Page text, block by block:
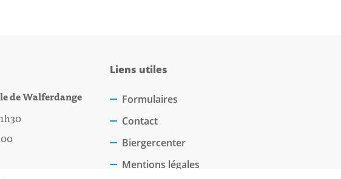
de Walferdange
Liens utiles
Formulaires
Contact
Biergercenter
Mentions légales